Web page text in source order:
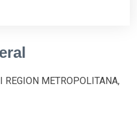
METROPOLITANA,